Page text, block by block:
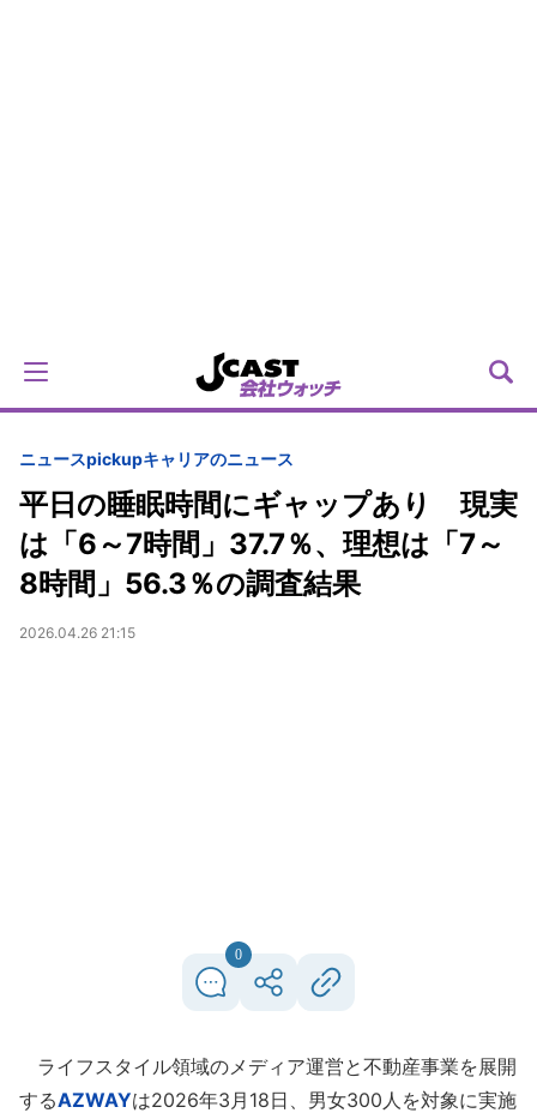
ニュースpickupキャリアのニュース
平日の睡眠時間にギャップあり 現実
は「6～7時間」37.7％、理想は「7～
8時間」56.3％の調査結果
2026.04.26 21:15
0
ライフスタイル領域のメディア運営と不動産事業を展開
するAZWAYは2026年3月18日、男女300人を対象に実施